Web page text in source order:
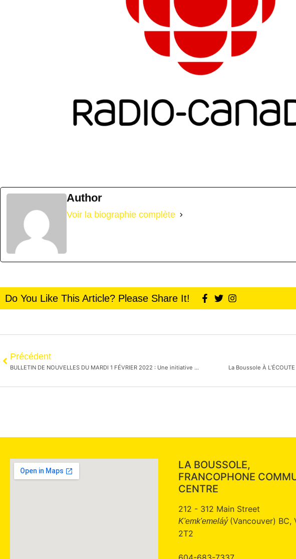
Author
Voir la biographie complète
Do You Like This Article? Please Share It!
Précédent
BULLETIN DE NOUVELLES DU MARDI 1 FÉVRIER 2022 : Une initiative pour répondre aux questions vaccinale La Boussole À
LA BOUSSOLE,
FRANCOPHONE
CENTRE
212 - 312 Main Street
K'emk'emeláy̓ (Vancouver) BC,
2T2